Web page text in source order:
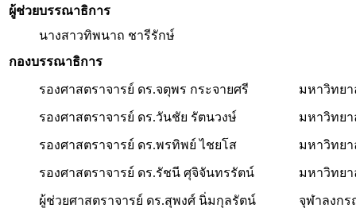
ผู้ช่วยบรรณาธิการ
นางสาวทิพนาถ ชารีรักษ์
กองบรรณาธิการ
รองศาสตราจารย์ ดร.จตุพร กระจายศรี มหาวิทย
รองศาสตราจารย์ ดร.วันชัย รัตนวงษ์ มหาวิทย
รองศาสตราจารย์ ดร.พรทิพย์ ไชยโส มหาวิทยา
รองศาสตราจารย์ ดร.รัชนี ศุจิจันทรรัตน์ มหาวิทย
ผู้ช่วยศาสตราจารย์ ดร.สุพงศ์ นิ่มกุลรัตน์ จุฬาลงก